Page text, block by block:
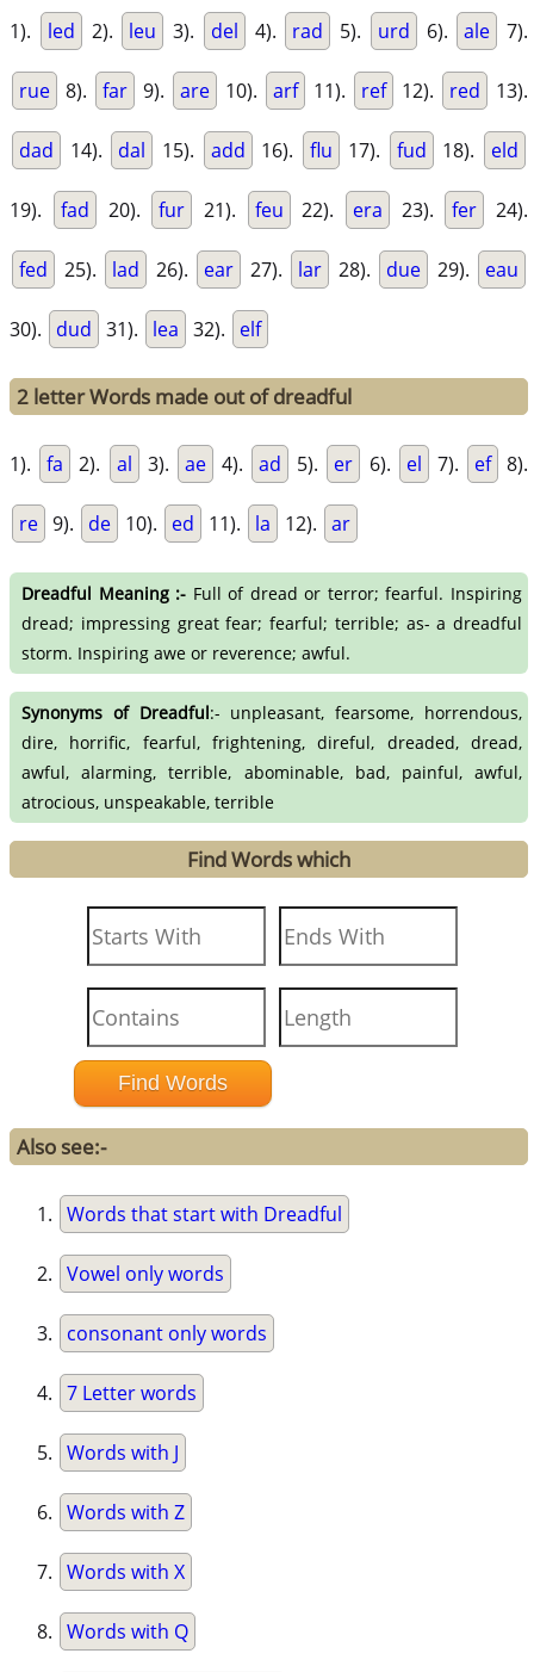
1). led 2). leu 3). del 4). rad 5). urd 6). ale 7).
rue 8). far 9). are 10). arf 11). ref 12). red 13).
dad 14). dal 15). add 16). flu 17). fud 18). eld
19). fad 20). fur 21). feu 22). era 23). fer 24).
fed 25). lad 26). ear 27). lar 28). due 29). eau
30). dud 31). lea 32). elf
2 letter Words made out of dreadful
1). fa 2). al 3). ae 4). ad 5). er 6). el 7). ef 8).
re 9). de 10). ed 11). la 12). ar
Dreadful Meaning :- Full of dread or terror; fearful. Inspiring
dread; impressing great fear; fearful; terrible; as- a dreadful
storm. Inspiring awe or reverence; awful.
Synonyms of Dreadful:- unpleasant, fearsome, horrendous,
dire, horrific, fearful, frightening, direful, dreaded, dread,
awful, alarming, terrible, abominable, bad, painful, awful,
atrocious, unspeakable, terrible
Find Words which
Also see:-
Words that start with Dreadful
Vowel only words
consonant only words
7 Letter words
Words with J
Words with Z
Words with X
Words with Q